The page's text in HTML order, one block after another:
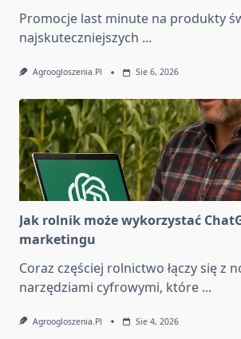
Promocje last minute na produkty
najskuteczniejszych ...
Agroogloszenia.pl Sie 6, 2026
Jak rolnik może wykorzystać
marketingu
Coraz częściej rolnictwo łączy się z
narzędziami cyfrowymi, które ...
Agroogloszenia.pl Sie 4, 2026